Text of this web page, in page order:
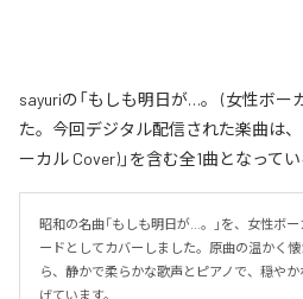
sayuriの「もしも明日が…。 (女性ボー
た。今回デジタル配信された楽曲は
ーカル Cover)」を含む全1曲となってい
昭和の名曲「もしも明日が…。」を、女性ボ
ードとしてカバーしました。原曲の温かく
ら、静かで柔らかな歌声とピアノで、穏や
げています。